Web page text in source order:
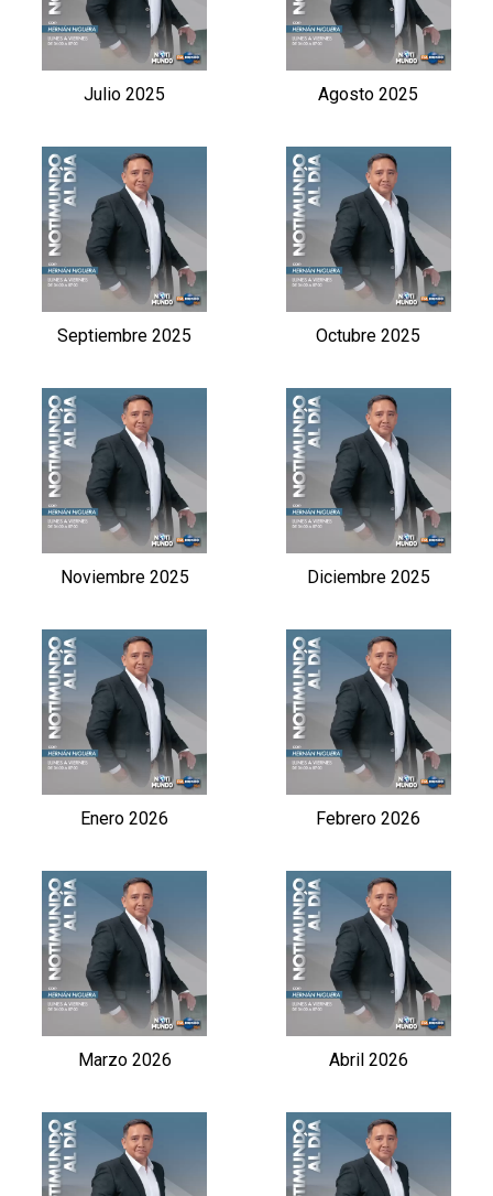
Julio 2025 Agosto 2025
Septiembre 2025 Octubre 2025
Noviembre 2025 Diciembre 2025
Enero 2026 Febrero 2026
Marzo 2026 Abril 2026